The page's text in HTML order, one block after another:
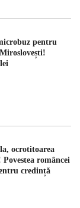
pentru
ocrotitoarea
româncei
credință